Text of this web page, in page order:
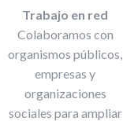
Trabajo en red
Colaboramos con
organismos públicos,
empresas y
organizaciones
sociales para ampliar